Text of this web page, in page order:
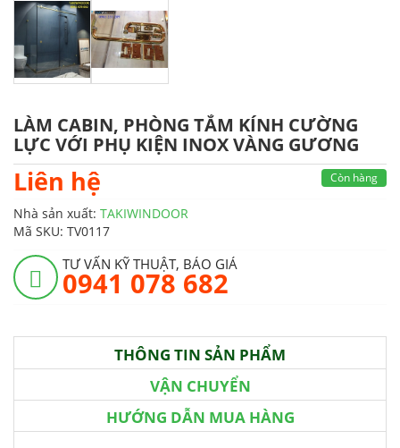
LÀM CABIN, PHÒNG TẮM KÍNH CƯỜNG
LỰC VỚI PHỤ KIỆN INOX VÀNG GƯƠNG
Liên hệ Còn hàng
Nhà sản xuất: TAKIWINDOOR
Mã SKU: TV0117
TƯ VẤN KỸ THUẬT, BÁO GIÁ
0941 078 682
THÔNG TIN SẢN PHẨM
VẬN CHUYỂN
HƯỚNG DẪN MUA HÀNG